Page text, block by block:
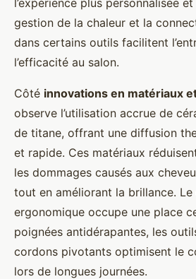
gestion de la chaleur et la
dans certains outils facilitent
l’efficacité au salon.
Côté innovations en matériaux
observe l’utilisation accrue de
de titane, offrant une diffusion
et rapide. Ces matériaux
les dommages causés aux
tout en améliorant la brillance. Le
ergonomique occupe une place
poignées antidérapantes, les
cordons pivotants optimisent le
lors de longues journées.